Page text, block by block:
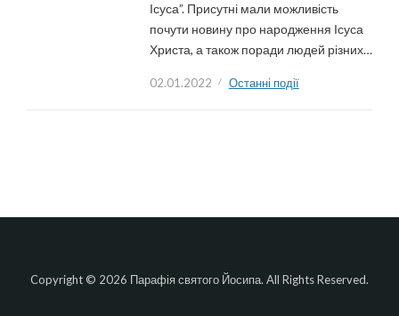
Ісуса”. Присутні мали можливість
почути новину про народження Ісуса
Христа, а також поради людей різних…
02.01.2022 Останні події
Copyright © 2026 Парафія святого Йосипа. All Rights Reserved.